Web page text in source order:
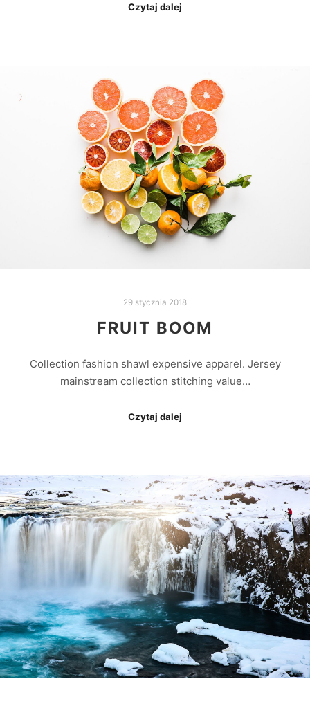
Czytaj dalej
29 stycznia 2018
FRUIT BOOM
Collection fashion shawl expensive apparel. Jersey
mainstream collection stitching value…
Czytaj dalej